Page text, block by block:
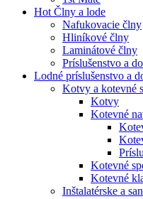
Hot Člny a lode
Nafukovacie člny
Hliníkové člny
Laminátové člny
Príslušenstvo a
Lodné príslušenstvo a
Kotvy a kotevné
Kotvy
Kotevné
Kotevné
Kotevné
Inštalatérske a